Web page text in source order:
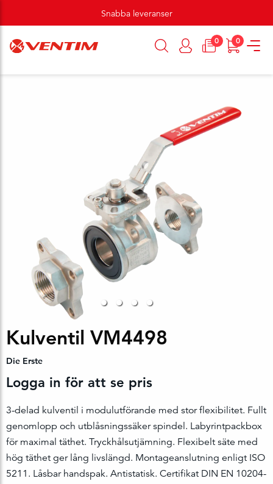
Snabba leveranser
0 0
Kulventil VM4498
Die Erste
Logga in för att se pris
3-delad kulventil i modulutförande med stor flexibilitet. Fullt
genomlopp och utblåsningssäker spindel. Labyrintpackbox
för maximal täthet. Tryckhålsutjämning. Flexibelt säte med
hög täthet ger lång livslängd. Montageanslutning enligt ISO
5211. Låsbar handspak. Antistatisk. Certifikat DIN EN 10204-